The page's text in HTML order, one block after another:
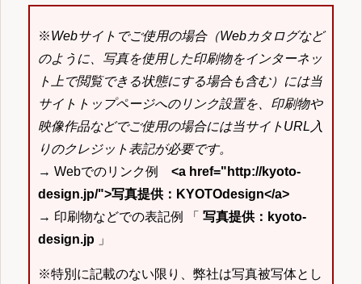
※Webサイトでご使用の場合（Webカタログなど
のように、写真を使用した印刷物をインターネッ
ト上で閲覧できる状態にする場合も含む）には当
サイトトップページへのリンク設置を、印刷物や
映像作品などでご使用の場合には当サイトURL入
りのクレジット表記が必要です。
→ Webでのリンク例 <a href="http://kyoto-
design.jp/">写真提供：KYOTOdesign</a>
→ 印刷物などでの表記例 「 写真提供：kyoto-
design.jp 」
※特別に記載のない限り、弊社は写真被写体とし